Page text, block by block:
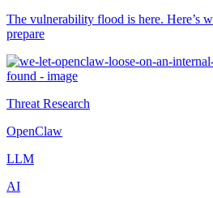
The vulnerability flood is here. Here’s
prepare
Threat Research
OpenClaw
LLM
AI